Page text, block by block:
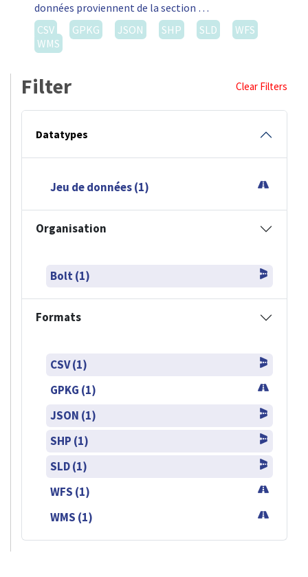
données proviennent de la section …
CSV
GPKG JSON SHP SLD
WFS
WMS
Filter Clear Filters
Datatypes
Jeu de données (1)
Organisation
Bolt (1)
Formats
CSV (1)
GPKG (1)
JSON (1)
SHP (1)
SLD (1)
WFS (1)
WMS (1)